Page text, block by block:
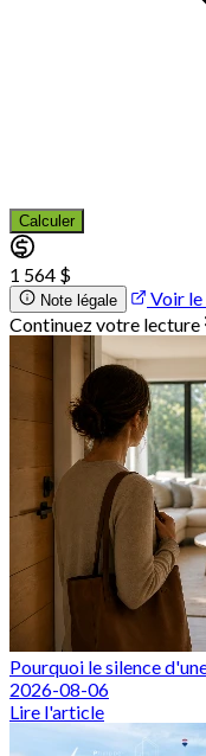
Calculer
1 564 $
Note légale Voir
Continuez votre lecture
Pourquoi le silence
2026-08-06
Lire l'article